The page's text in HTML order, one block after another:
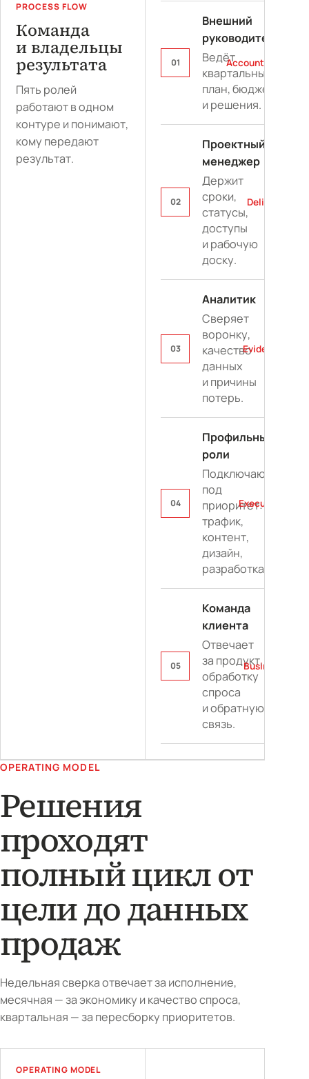
PROCESS FLOW
Команда
и владельцы
результата
Пять ролей
работают в одном
контуре и понимают,
кому передают
результат.
01
Внешний
руководитель
Ведёт
квартальный
план, бюджет
и решения.
Accountable
02
Проектный
менеджер
Держит
сроки,
статусы,
доступы
и рабочую
доску.
Delivery
03
Аналитик
Сверяет
воронку,
качество
данных
и причины
потерь.
Evidence
04
Профильные
роли
Подключаются
под
приоритет:
трафик,
контент,
дизайн,
разработка.
Execution
05
Команда
клиента
Отвечает
за продукт,
обработку
спроса
и обратную
связь.
Business
OPERATING MODEL
Решения
проходят
полный цикл от
цели до данных
продаж
Недельная сверка отвечает за исполнение,
месячная — за экономику и качество спроса,
квартальная — за пересборку приоритетов.
OPERATING MODEL